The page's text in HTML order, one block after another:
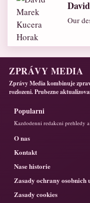
Our
ZPRÁVY MEDIA
Zprávy Media kombinuje
rozlozeni. Prubezne
Popularni
Kazdodenni redakcni prehledy
O nas
Kontakt
Nase historie
Zasady ochrany osobnich
Zasady cookies